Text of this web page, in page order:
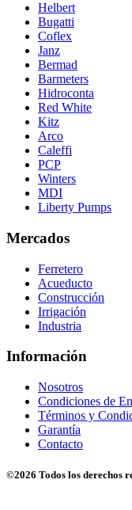
Helbert
Bugatti
Coflex
Janz
Bermad
Barmeters
Hidroconta
Red White
Kitz
Arco
Caleffi
PCP
Winters
MDI
Liberty Pumps
Mercados
Ferretero
Acueducto
Construcción
Irrigación
Industria
Información
Nosotros
Condiciones de
Términos y
Garantía
Contacto
©2026 Todos los derechos